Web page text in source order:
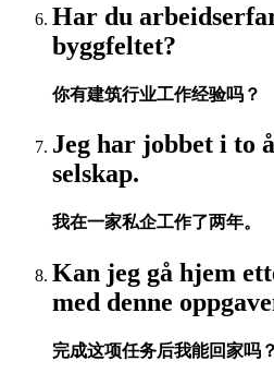
Har du
byggfeltet?
你有建筑行业工作经验吗？
Jeg har jobbet i to
selskap.
我在一家私企工作了两年。
Kan jeg gå hjem
med denne
完成这项任务后我能回家吗？